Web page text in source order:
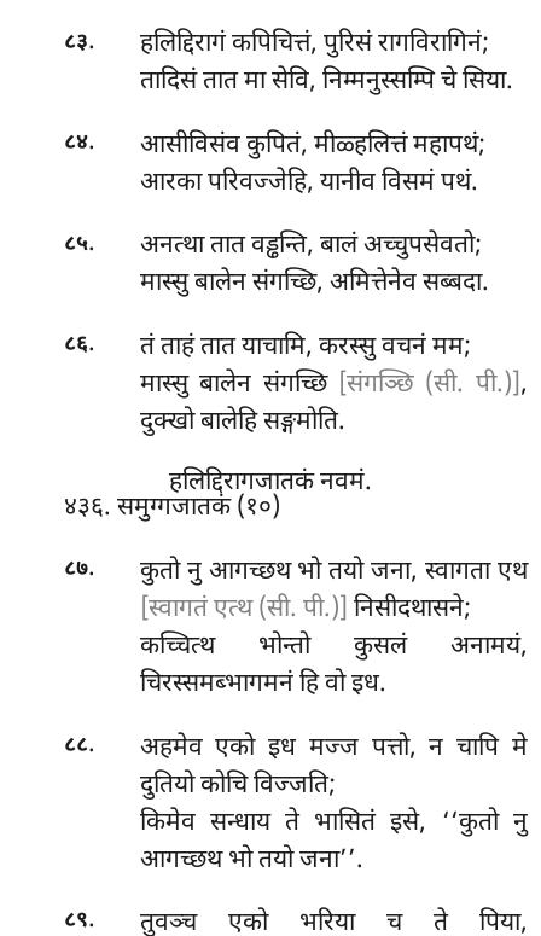
८३. हलिद्दिरागंकपिचित्तं, पुरिसं रागविरागिनं;
तादिसं तात मा सेवि, निम्मनुस्सम्पि चे सिया.
८४.
आसीविसंव कुपितं, मीळ्हलित्तं महापथं;
आरका परिवज्जेहि, यानीव विसमं पथं.
८५. अनत्थातात वड्ढन्ति, बालं अच्चुपसेवतो;
मास्सु बालेन संगच्छि, अमित्तेनेव सब्बदा.
८६.
तं ताहं तात याचामि, करस्सु वचनं मम;
मास्सु बालेन संगच्छि [संगञ्छि (सी. पी.)],
दुक्खो बालेहि सङ्गमोति.
हलिद्दिरागजातकं नवमं.
४३६. समुग्गजातकं (१०)
८७.
कुतो नु आगच्छथ भो तयो जना, स्वागता एथ
[स्वागतं एत्थ (सी. पी.)] निसीदथासने;
कच्चित्थ भोन्तो कुसलं अनामयं,
चिरस्समब्भागमनं हि वो इध.
८८.
अहमेव एको इध मज्ज पत्तो, न चापि मे
दुतियो कोचि विज्जति;
किमेव सन्धाय ते भासितं इसे, ‘‘कुतो नु
आगच्छथ भो तयो जना’’.
८९. तुवञ्च एको भरिया च ते पिया,